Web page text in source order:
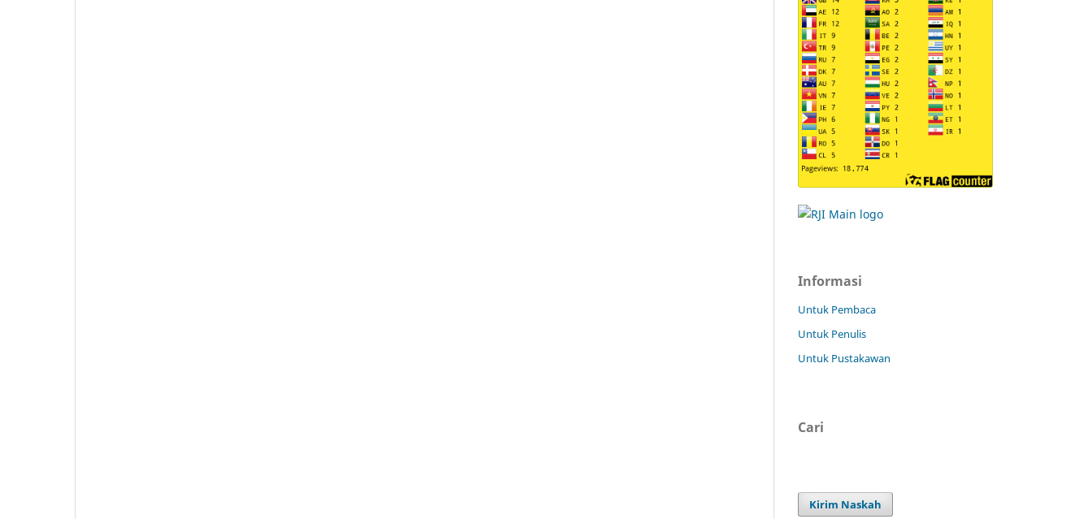
Informasi
Untuk Pembaca
Untuk Penulis
Untuk Pustakawan
Cari
Kirim Naskah